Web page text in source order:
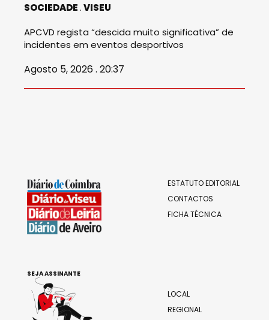
SOCIEDADE VISEU
APCVD regista “descida muito significativa” de
incidentes em eventos desportivos
Agosto 5, 2026 . 20:37
ESTATUTO EDITORIAL
CONTACTOS
FICHA TÉCNICA
LOCAL
REGIONAL
SEJA ASSINANTE